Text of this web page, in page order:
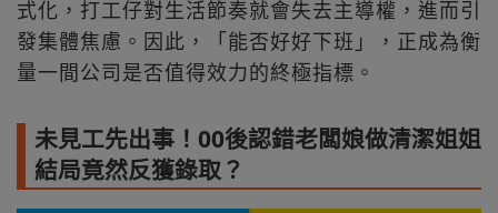
式化，打工仔對生活節奏就會失去主導權，進而引
發集體焦慮。因此，「能否好好下班」，正成為衡
量一間公司是否值得效力的終極指標。
未見工先出事！00後認錯老闆娘做清潔姐姐
結局竟然反獲錄取？